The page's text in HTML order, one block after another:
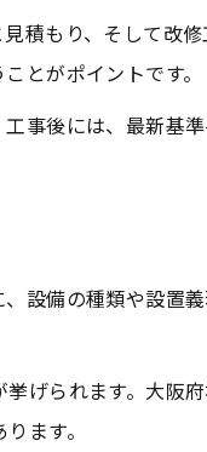
積もり、そして改
とがポイントです。
事後には、最新基
設備の種類や設置
げられます。大阪
ます。